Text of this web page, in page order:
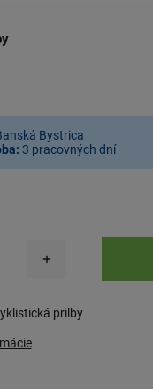
Bystrica
3 pracovných dní
prilby